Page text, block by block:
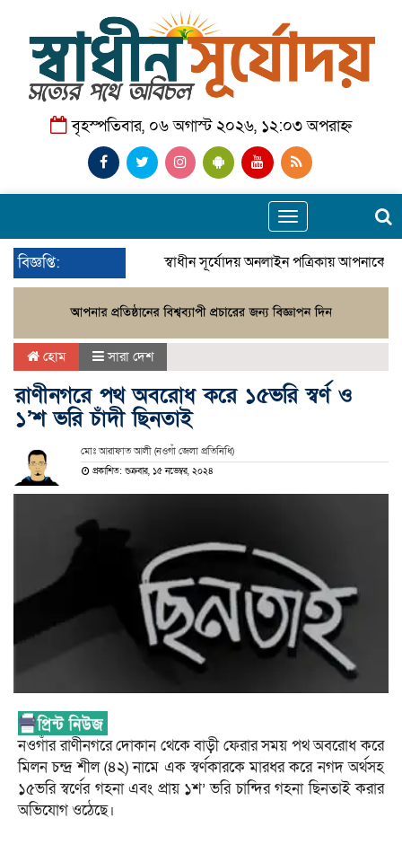
বৃহস্পতিবার, ০৬ অগাস্ট ২০২৬, ১২:০৩ অপরাহ্ন
Toggle
navigation
বিজ্ঞপ্তি: স্বাধীন সূর্যোদয় অনলাইন পত্রিকায় আপনাকে
হোম সারা দেশ
রাণীনগরে পথ অবরোধ করে ১৫ভরি স্বর্ণ ও
১’শ ভরি চাঁদী ছিনতাই
মোঃ আরাফাত আলী (নওগাঁ জেলা প্রতিনিধি)
প্রকাশিত: শুক্রবার, ১৫ নভেম্বর, ২০২৪
নওগাঁর রাণীনগরে দোকান থেকে বাড়ী ফেরার সময় পথ অবরোধ করে
মিলন চন্দ্র শীল (৪২) নামে এক স্বর্ণকারকে মারধর করে নগদ অর্থসহ
১৫ভরি স্বর্ণের গহনা এবং প্রায় ১শ’ ভরি চান্দির গহনা ছিনতাই করার
অভিযোগ ওঠেছে।